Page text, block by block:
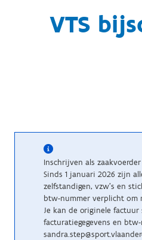
VTS
Inschrijven als
Sinds 1 januari 2026 zijn
zelfstandigen, vzw’s en
btw-nummer verplicht om
Je kan de originele factuur
facturatiegegevens en